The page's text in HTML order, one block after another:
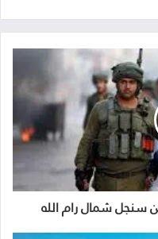
سنجل شمال رام الله